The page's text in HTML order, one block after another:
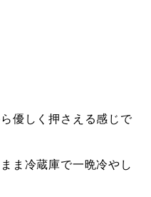
優しく押さえる感じで
ま冷蔵庫で一晩冷やし